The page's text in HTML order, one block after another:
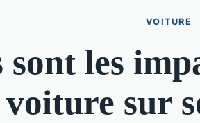
VOITURE
sont les
sur